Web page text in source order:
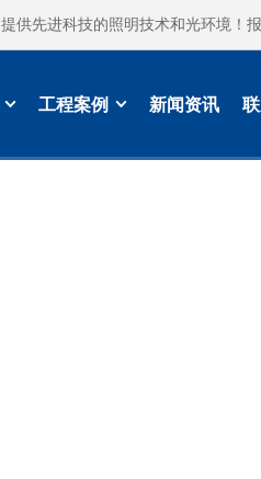
提供先进科技的照明技术和光环境！
工程案例 新闻资讯